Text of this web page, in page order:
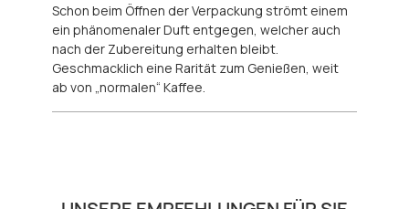
Schon beim Öffnen der Verpackung strömt einem
ein phänomenaler Duft entgegen, welcher auch
nach der Zubereitung erhalten bleibt.
Geschmacklich eine Rarität zum Genießen, weit
ab von „normalen“ Kaffee.
Produktgalerie überspringen